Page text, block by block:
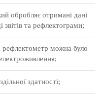
обробляє отримані дані
звітів та рефлектограми;
можна було
здатності;